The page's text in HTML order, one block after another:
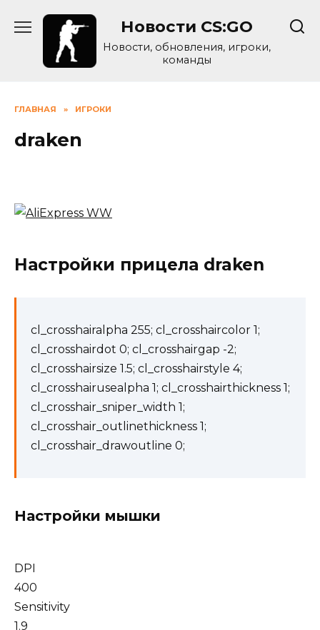
Новости CS:GO
Новости, обновления, игроки,
команды
ГЛАВНАЯ » ИГРОКИ
draken
Настройки прицела draken
cl_crosshairalpha 255; cl_crosshaircolor 1;
cl_crosshairdot 0; cl_crosshairgap -2;
cl_crosshairsize 1.5; cl_crosshairstyle 4;
cl_crosshairusealpha 1; cl_crosshairthickness 1;
cl_crosshair_sniper_width 1;
cl_crosshair_outlinethickness 1;
cl_crosshair_drawoutline 0;
Настройки мышки
DPI
400
Sensitivity
1.9